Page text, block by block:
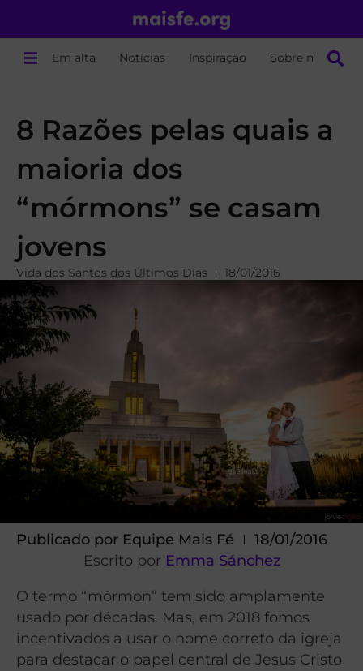
Em alta Notícias Inspiração Sobre nós
8 Razões pelas quais a
maioria dos
“mórmons” se casam
jovens
Vida dos Santos dos Últimos Dias 18/01/2016
Publicado por Equipe Mais Fé
18/01/2016
Escrito por Emma Sánchez
O termo “mórmon” tem sido amplamente
usado por décadas. Mas, em 2018 fomos
incentivados a usar o nome correto da igreja
para destacar o papel central de Jesus Cristo